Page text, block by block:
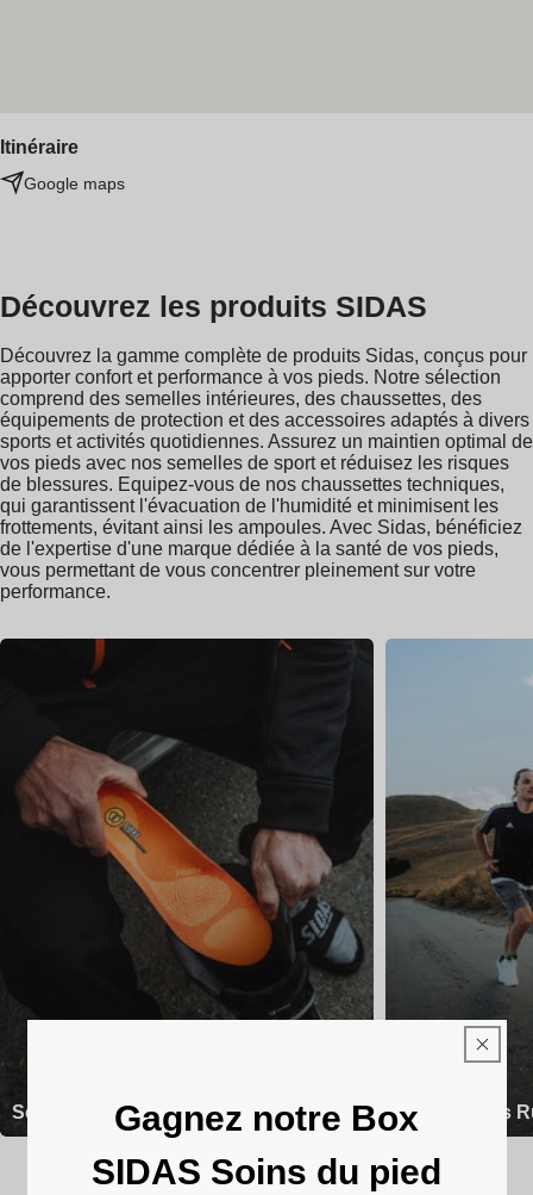
Itinéraire
Google maps
Découvrez les produits SIDAS
Découvrez la gamme complète de produits Sidas, conçus pour
apporter confort et performance à vos pieds. Notre sélection
comprend des semelles intérieures, des chaussettes, des
équipements de protection et des accessoires adaptés à divers
sports et activités quotidiennes. Assurez un maintien optimal de
vos pieds avec nos semelles de sport et réduisez les risques
de blessures. Equipez-vous de nos chaussettes techniques,
qui garantissent l'évacuation de l'humidité et minimisent les
frottements, évitant ainsi les ampoules. Avec Sidas, bénéficiez
de l'expertise d'une marque dédiée à la santé de vos pieds,
vous permettant de vous concentrer pleinement sur votre
performance.
Semelles Chaussettes
Gagnez notre Box
SIDAS Soins du pied